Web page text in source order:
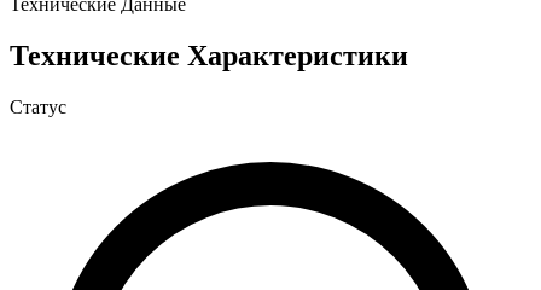
Технические Характеристики
Статус